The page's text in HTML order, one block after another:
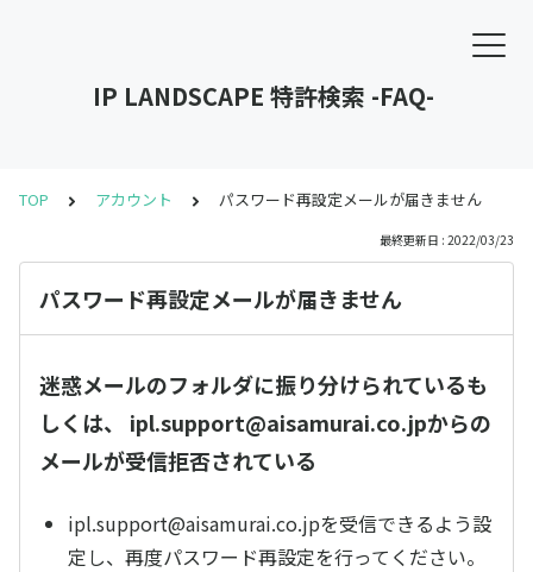
IP LANDSCAPE 特許検索 -FAQ-
TOP アカウント パスワード再設定メールが届きません
最終更新日 : 2022/03/23
パスワード再設定メールが届きません
迷惑メールのフォルダに振り分けられているも
しくは、 ipl.support@aisamurai.co.jpからの
メールが受信拒否されている
ipl.support@aisamurai.co.jpを受信できるよう設
定し、再度パスワード再設定を行ってください。